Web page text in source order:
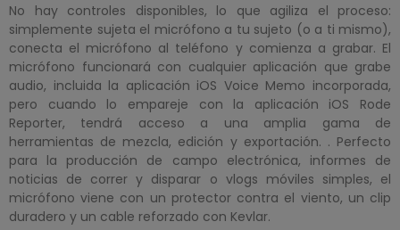
No hay controles disponibles, lo que agiliza el proceso:
simplemente sujeta el micrófono a tu sujeto (o a ti mismo),
conecta el micrófono al teléfono y comienza a grabar. El
micrófono funcionará con cualquier aplicación que grabe
audio, incluida la aplicación iOS Voice Memo incorporada,
pero cuando lo empareje con la aplicación iOS Rode
Reporter, tendrá acceso a una amplia gama de
herramientas de mezcla, edición y exportación. . Perfecto
para la producción de campo electrónica, informes de
noticias de correr y disparar o vlogs móviles simples, el
micrófono viene con un protector contra el viento, un clip
duradero y un cable reforzado con Kevlar.